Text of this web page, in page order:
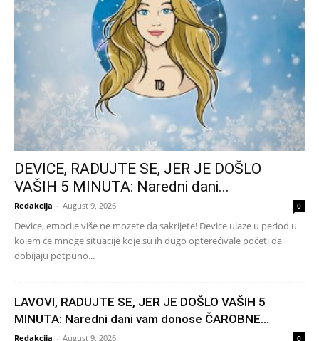
DEVICE, RADUJTE SE, JER JE DOŠLO
VAŠIH 5 MINUTA: Naredni dani...
Redakcija - August 9, 2026 0
Device, emocije više ne mozete da sakrijete! Device ulaze u period u
kojem će mnoge situacije koje su ih dugo opterećivale početi da
dobijaju potpuno...
LAVOVI, RADUJTE SE, JER JE DOŠLO VAŠIH 5
MINUTA: Naredni dani vam donose ČAROBNE...
Redakcija - August 9, 2026 0